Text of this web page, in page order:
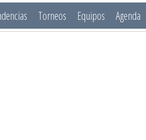
Torneos Equipos Agenda